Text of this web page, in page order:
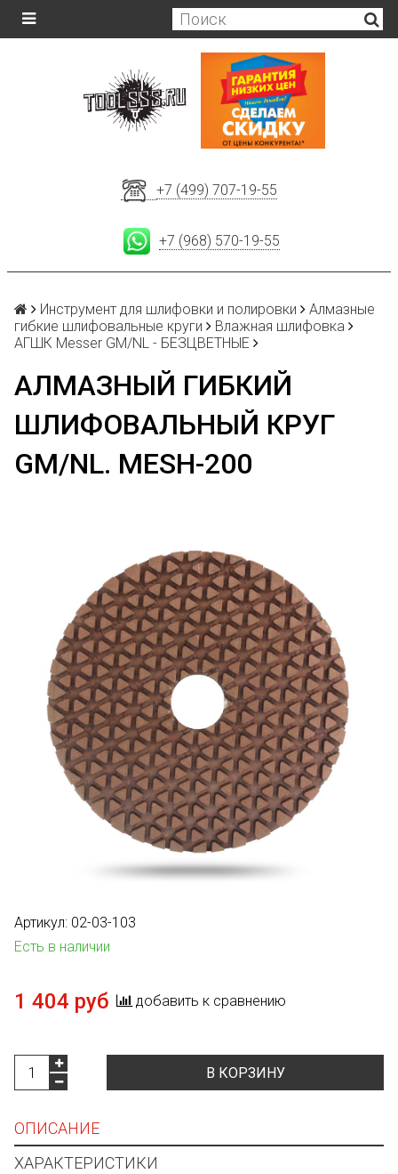
+7 (499) 707-19-55
+7 (968) 570-19-55
Инструмент для шлифовки и полировки
Алмазные
гибкие шлифовальные круги
Влажная шлифовка
АГШК Messer GM/NL - БЕЗЦВЕТНЫЕ
АЛМАЗНЫЙ ГИБКИЙ
ШЛИФОВАЛЬНЫЙ КРУГ
GM/NL. MESH-200
Артикул: 02-03-103
Есть в наличии
1 404 руб добавить к сравнению
В КОРЗИНУ
ОПИСАНИЕ
ХАРАКТЕРИСТИКИ